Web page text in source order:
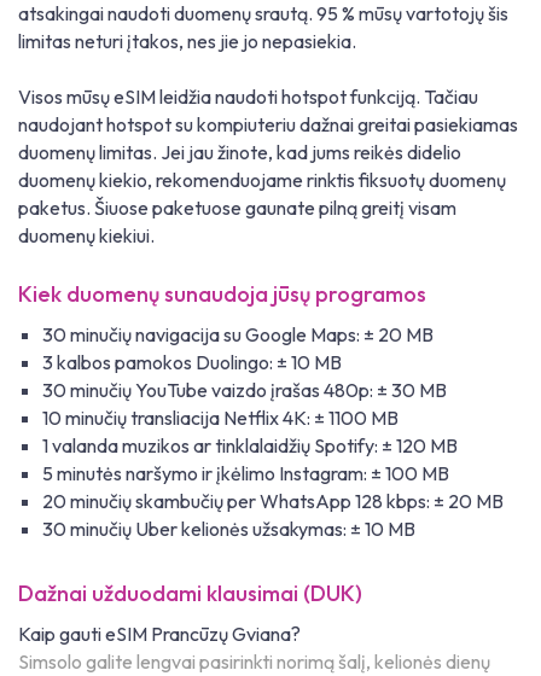
atsakingai naudoti duomenų srautą. 95 % mūsų vartotojų šis
limitas neturi įtakos, nes jie jo nepasiekia.
Visos mūsų eSIM leidžia naudoti hotspot funkciją. Tačiau
naudojant hotspot su kompiuteriu dažnai greitai pasiekiamas
duomenų limitas. Jei jau žinote, kad jums reikės didelio
duomenų kiekio, rekomenduojame rinktis fiksuotų duomenų
paketus. Šiuose paketuose gaunate pilną greitį visam
duomenų kiekiui.
Kiek duomenų sunaudoja jūsų programos
30 minučių navigacija su Google Maps: ± 20 MB
3 kalbos pamokos Duolingo: ± 10 MB
30 minučių YouTube vaizdo įrašas 480p: ± 30 MB
10 minučių transliacija Netflix 4K: ± 1100 MB
1 valanda muzikos ar tinklalaidžių Spotify: ± 120 MB
5 minutės naršymo ir įkėlimo Instagram: ± 100 MB
20 minučių skambučių per WhatsApp 128 kbps: ± 20 MB
30 minučių Uber kelionės užsakymas: ± 10 MB
Dažnai užduodami klausimai (DUK)
Kaip gauti eSIM Prancūzų Gviana?
Simsolo galite lengvai pasirinkti norimą šalį, kelionės dienų